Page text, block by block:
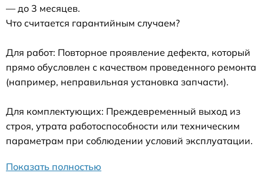
— до 3 месяцев.
Что считается гарантийным случаем?
Для работ: Повторное проявление дефекта, который
прямо обусловлен с качеством проведенного ремонта
(например, неправильная установка запчасти).
Для комплектующих: Преждевременный выход из
строя, утрата работоспособности или техническим
параметрам при соблюдении условий эксплуатации.
Показать полностью